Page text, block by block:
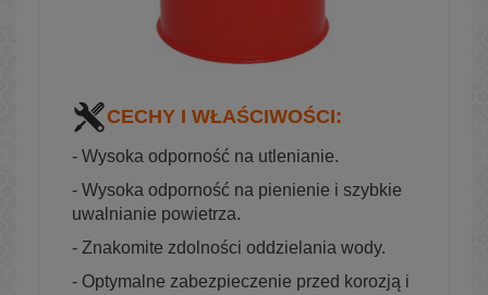
CECHY I WŁAŚCIWOŚCI:
- Wysoka odporność na utlenianie.
- Wysoka odporność na pienienie i szybkie
uwalnianie powietrza.
- Znakomite zdolności oddzielania wody.
- Optymalne zabezpieczenie przed korozją i